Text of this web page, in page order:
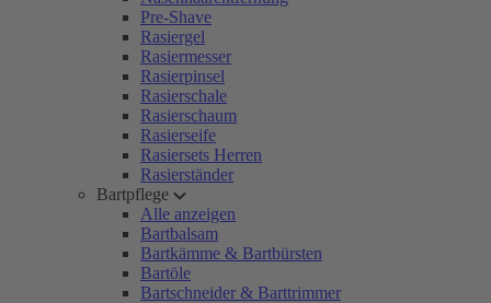
Pre-Shave
Rasiergel
Rasiermesser
Rasierpinsel
Rasierschale
Rasierschaum
Rasierseife
Rasiersets Herren
Rasierständer
Bartpflege
Alle anzeigen
Bartbalsam
Bartkämme & Bartbürsten
Bartöle
Bartschneider & Barttrimmer